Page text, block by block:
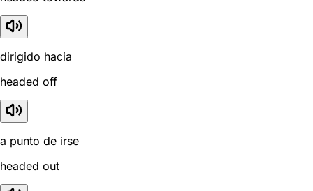
dirigido hacia
headed off
a punto de irse
headed out